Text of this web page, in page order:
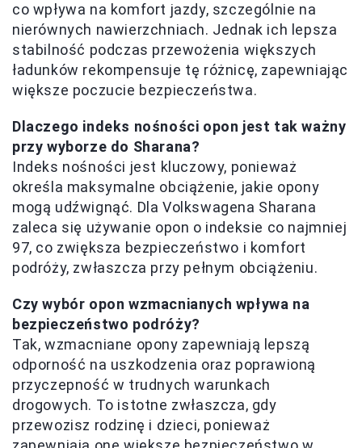
co wpływa na komfort jazdy, szczególnie na
nierównych nawierzchniach. Jednak ich lepsza
stabilność podczas przewożenia większych
ładunków rekompensuje tę różnicę, zapewniając
większe poczucie bezpieczeństwa.
Dlaczego indeks nośności opon jest tak ważny
przy wyborze do Sharana?
Indeks nośności jest kluczowy, ponieważ
określa maksymalne obciążenie, jakie opony
mogą udźwignąć. Dla Volkswagena Sharana
zaleca się używanie opon o indeksie co najmniej
97, co zwiększa bezpieczeństwo i komfort
podróży, zwłaszcza przy pełnym obciążeniu.
Czy wybór opon wzmacnianych wpływa na
bezpieczeństwo podróży?
Tak, wzmacniane opony zapewniają lepszą
odporność na uszkodzenia oraz poprawioną
przyczepność w trudnych warunkach
drogowych. To istotne zwłaszcza, gdy
przewozisz rodzinę i dzieci, ponieważ